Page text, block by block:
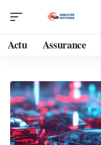
Actu Assurance